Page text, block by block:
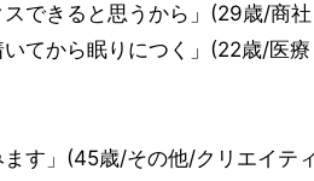
スできると思うから」(29歳/商
いてから眠りにつく」(22歳/医
ます」(45歳/その他/クリエイテ